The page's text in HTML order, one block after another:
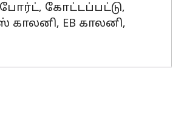
கோட்டப்பட்டு,
காலனி, EB காலனி,